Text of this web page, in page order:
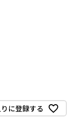
に登録する